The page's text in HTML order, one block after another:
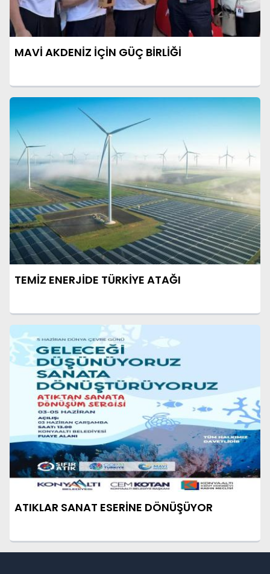
MAVİ AKDENİZ İÇİN GÜÇ BİRLİĞİ
TEMİZ ENERJİDE TÜRKİYE ATAĞI
ATIKLAR SANAT ESERİNE DÖNÜŞÜYOR